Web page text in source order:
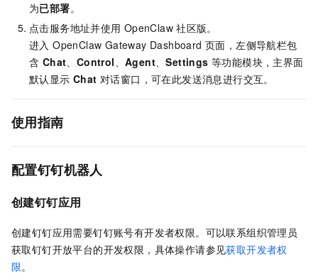
为已部署。
点击服务地址并使用 OpenClaw 社区版。
进入 OpenClaw Gateway Dashboard 页面，左侧导航栏包
含 Chat、 Control、Agent、Settings 等功能模块，主界面
默认显示 Chat 对话窗口，可在此发送消息进行交互。
使用指南
配置钉钉机器人
创建钉钉应用
创建钉钉应用需要钉钉账号有开发者权限。可以联系组织管理员
获取钉钉开放平台的开发权限，具体操作请参见获取开发者权
限。